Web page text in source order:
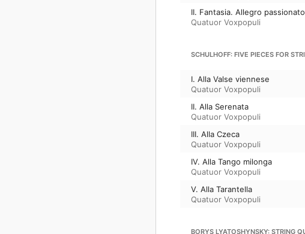
II. Fantasia. Allegro
Quatuor Voxpopuli
SCHULHOFF: FIVE PIECES FOR
I. Alla Valse viennese
Quatuor Voxpopuli
II. Alla Serenata
Quatuor Voxpopuli
III. Alla Czeca
Quatuor Voxpopuli
IV. Alla Tango milonga
Quatuor Voxpopuli
V. Alla Tarantella
Quatuor Voxpopuli
BORYS LYATOSHYNSKY: STRING